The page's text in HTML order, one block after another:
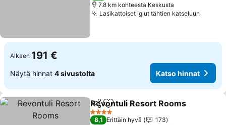
7.8 km kohteesta Keskusta
Lasikattoiset iglut tähtien katseluun
Alkaen 191 €
Näytä hinnat 4 sivustolta Katso hinnat
Jaa Lisää suosikkeihin
Revontuli Resort Rooms
4 Tähtiluokitus
8,1 Erittäin hyvä
173